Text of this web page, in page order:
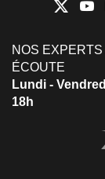
NOS
ÉCOUTE
Lundi -
18h